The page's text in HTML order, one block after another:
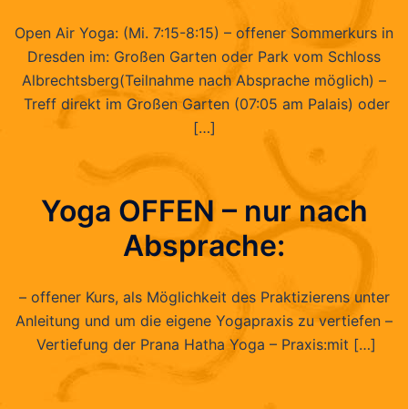
Open Air Yoga: (Mi. 7:15-8:15) – offener Sommerkurs in
Dresden im: Großen Garten oder Park vom Schloss
Albrechtsberg(Teilnahme nach Absprache möglich) –
Treff direkt im Großen Garten (07:05 am Palais) oder
[…]
Yoga OFFEN – nur nach
Absprache:
– offener Kurs, als Möglichkeit des Praktizierens unter
Anleitung und um die eigene Yogapraxis zu vertiefen –
Vertiefung der Prana Hatha Yoga – Praxis:mit […]